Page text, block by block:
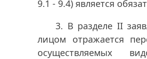
9.1 - 9.4) является
3. В разделе II
лицом отражается
осуществляемых